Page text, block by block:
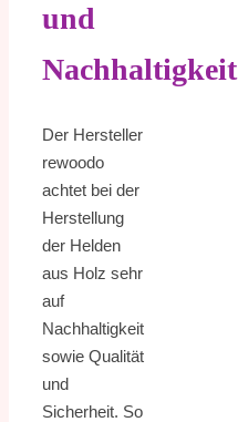
und
Nachhaltigkeit
Der Hersteller
rewoodo
achtet bei der
Herstellung
der Helden
aus Holz sehr
auf
Nachhaltigkeit
sowie Qualität
und
Sicherheit. So